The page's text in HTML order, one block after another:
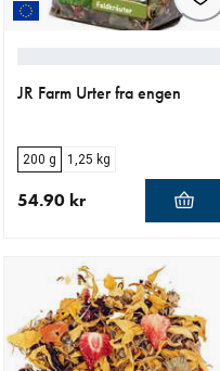
JR Farm Urter fra engen
200 g 1,25 kg
54.90 kr